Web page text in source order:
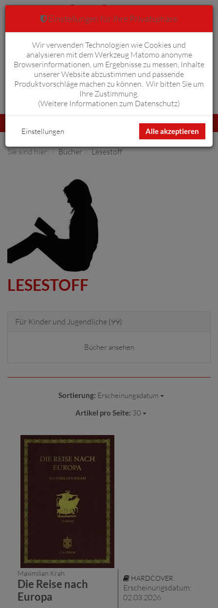
Anmelden Warenkorb 0
umschalten
Sie sind hier: Bücher Lesestoff
LESESTOFF
Für Kinder und Jugendliche (99)
Bücher ansehen
Sortierung: Erscheinungsdatum
Artikel pro Seite: 30
Maximilian Krah
Die Reise nach
Europa
HARDCOVER
Erscheinungsdatum:
02.03.2026
Einstellungen für Ihre Privatsphäre
Wir verwenden Technologien wie Cookies und
analysieren mit dem Werkzeug Matomo anonyme
Browserinformationen, um Ergebnisse zu messen, Inhalte
unserer Website abzustimmen und passende
Produktvorschläge machen zu können. Wir bitten Sie um
Ihre Zustimmung.
(Weitere Informationen zum Datenschutz)
Alle akzeptieren
Einstellungen